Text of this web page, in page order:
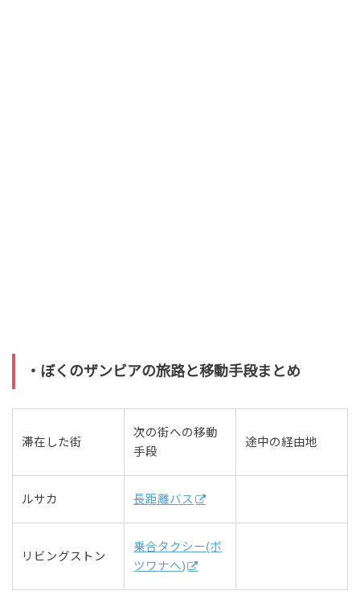
・ぼくのザンビアの旅路と移動手段まとめ
滞在した街
次の街への移動
手段
途中の経由地
ルサカ 長距離バス
リビングストン
乗合タクシー(ボ
ツワナへ)